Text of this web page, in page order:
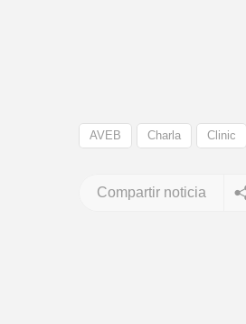
AVEB Charla Clinic
Compartir noticia